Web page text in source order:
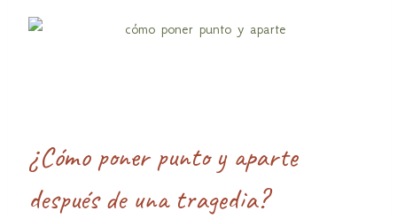
¿Cómo poner punto y aparte
después de una tragedia?